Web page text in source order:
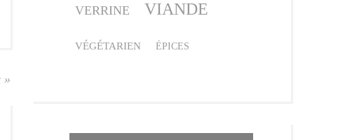
»
VERRINE VIANDE
VÉGÉTARIEN ÉPICES